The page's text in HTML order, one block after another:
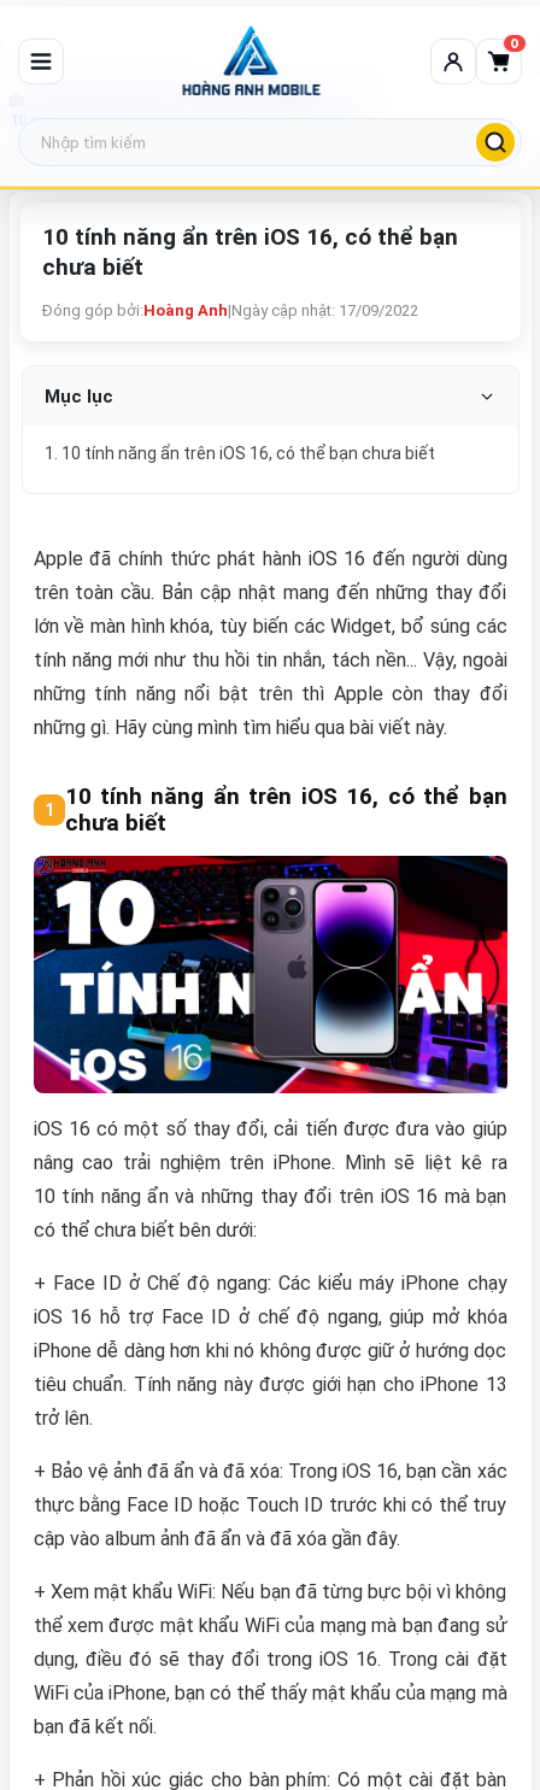
0
10 tính năng ẩn trên iOS 16, có thể bạn chưa biết
10 tính năng ẩn trên iOS 16, có thể bạn
chưa biết
Đóng góp bởi:Hoàng Anh|Ngày cập nhật: 17/09/2022
Mục lục
1. 10 tính năng ẩn trên iOS 16, có thể bạn chưa biết
Apple đã chính thức phát hành iOS 16 đến người dùng
trên toàn cầu. Bản cập nhật mang đến những thay đổi
lớn về màn hình khóa, tùy biến các Widget, bổ súng các
tính năng mới như thu hồi tin nhắn, tách nền... Vậy, ngoài
những tính năng nổi bật trên thì Apple còn thay đổi
những gì. Hãy cùng mình tìm hiểu qua bài viết này.
10 tính năng ẩn trên iOS 16, có thể bạn
chưa biết
iOS 16 có một số thay đổi, cải tiến được đưa vào giúp
nâng cao trải nghiệm trên iPhone. Mình sẽ liệt kê ra
10 tính năng ẩn và những thay đổi trên ‌iOS 16‌ mà bạn
có thể chưa biết bên dưới:
+ Face ID ở Chế độ ngang: Các kiểu máy ‌iPhone‌ chạy
‌iOS 16‌ hỗ trợ Face ID ở chế độ ngang, giúp mở khóa
‌iPhone‌ dễ dàng hơn khi nó không được giữ ở hướng dọc
tiêu chuẩn. Tính năng này được giới hạn cho iPhone 13
trở lên.
+ Bảo vệ ảnh đã ẩn và đã xóa: Trong ‌iOS 16‌, bạn cần xác
thực bằng Face ID hoặc Touch ID trước khi có thể truy
cập vào album ảnh đã ẩn và đã xóa gần đây.
+ Xem mật khẩu WiFi: Nếu bạn đã từng bực bội vì không
thể xem được mật khẩu WiFi của mạng mà bạn đang sử
dụng, điều đó sẽ thay đổi trong ‌iOS 16‌. Trong cài đặt
WiFi của ‌iPhone‌, bạn có thể thấy mật khẩu của mạng mà
bạn đã kết nối.
+ Phản hồi xúc giác cho bàn phím: Có một cài đặt bàn